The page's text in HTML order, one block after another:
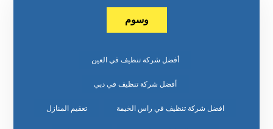
وسوم
أفضل شركة تنظيف في العين
أفضل شركة تنظيف في دبي
افضل شركة تنظيف في راس الخيمة تعقيم المنازل